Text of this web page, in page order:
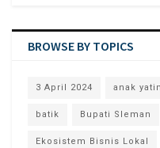
BROWSE BY TOPICS
3 April 2024 anak
batik Bupati Sleman
Ekosistem Bisnis Lokal